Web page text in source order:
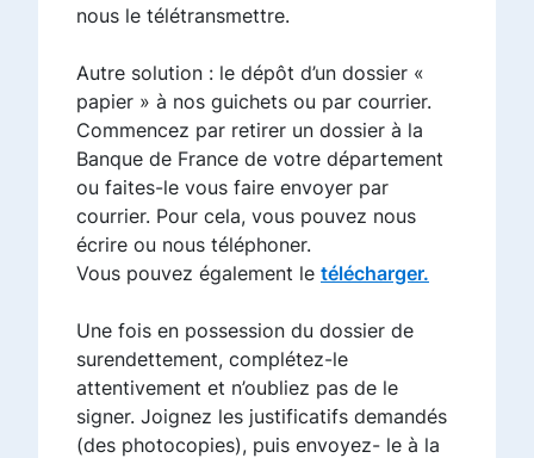
nous le télétransmettre.
Autre solution : le dépôt d’un dossier «
papier » à nos guichets ou par courrier.
Commencez par retirer un dossier à la
Banque de France de votre département
ou faites-le vous faire envoyer par
courrier. Pour cela, vous pouvez nous
écrire ou nous téléphoner.
Vous pouvez également le télécharger.
Une fois en possession du dossier de
surendettement, complétez-le
attentivement et n’oubliez pas de le
signer. Joignez les justificatifs demandés
(des photocopies), puis envoyez- le à la